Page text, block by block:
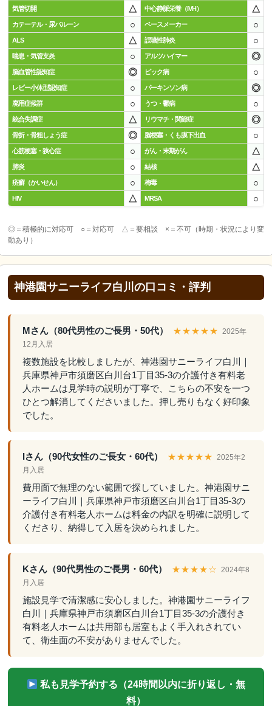
気管切開 △ 中心静脈栄養（IVH） △
カテーテル・尿バルーン ○ ペースメーカー ○
ALS △ 誤嚥性肺炎 ○
喘息・気管支炎 ○ アルツハイマー ◎
脳血管性認知症 ◎ ピック病 ○
レビー小体型認知症 ○ パーキンソン病 ◎
廃用症候群 ○ うつ・鬱病 ○
統合失調症 △ リウマチ・関節症 ◎
骨折・骨粗しょう症 ◎ 脳梗塞・くも膜下出血 ○
心筋梗塞・狭心症 ○ がん・末期がん △
肺炎 ○ 結核 △
疥癬（かいせん） ○ 梅毒 ○
HIV △ MRSA ○
◎＝積極的に対応可 ○＝対応可 △＝要相談 ×＝不可（時期・状況により変
動あり）
神港園サニーライフ白川の口コミ・評判
Mさん（80代男性のご長男・50代） ★★★★★ 2025年
12月入居
複数施設を比較しましたが、神港園サニーライフ白川｜
兵庫県神戸市須磨区白川台1丁目35-3の介護付き有料老
人ホームは見学時の説明が丁寧で、こちらの不安を一つ
ひとつ解消してくださいました。押し売りもなく好印象
でした。
Iさん（90代女性のご長女・60代） ★★★★★ 2025年2
月入居
費用面で無理のない範囲で探していました。神港園サニ
ーライフ白川｜兵庫県神戸市須磨区白川台1丁目35-3の
介護付き有料老人ホームは料金の内訳を明確に説明して
くださり、納得して入居を決められました。
Kさん（90代男性のご長男・60代） ★★★★☆ 2024年8
月入居
施設見学で清潔感に安心しました。神港園サニーライフ
白川｜兵庫県神戸市須磨区白川台1丁目35-3の介護付き
有料老人ホームは共用部も居室もよく手入れされてい
て、衛生面の不安がありませんでした。
私も見学予約する（24時間以内に折り返し・無
料）